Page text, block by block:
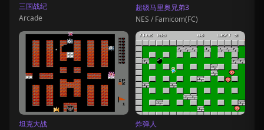
三国战纪
Arcade
超级马里奥兄弟3
NES / Famicom(FC)
坦克大战
炸弹人